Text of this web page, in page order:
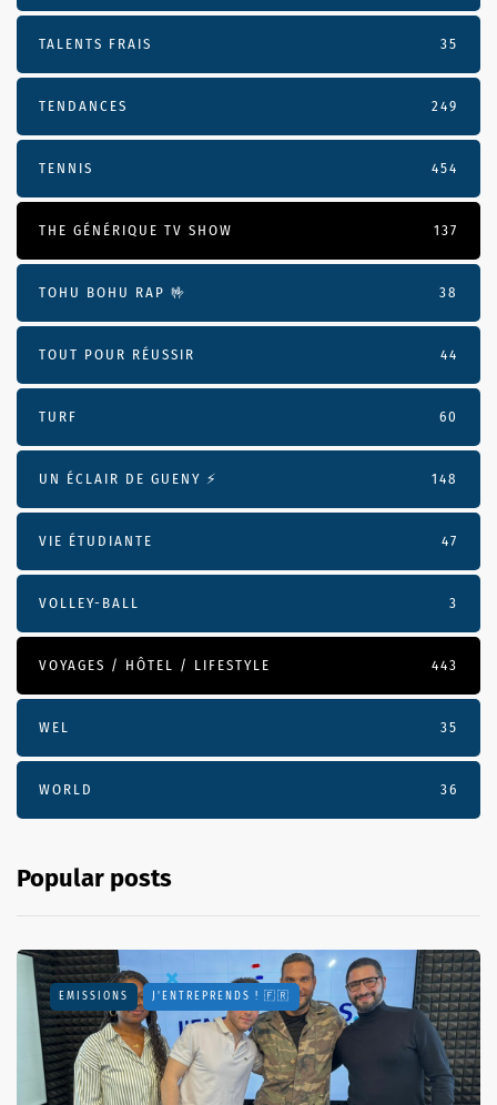
TALENTS FRAIS 35
TENDANCES 249
TENNIS 454
THE GÉNÉRIQUE TV SHOW 137
TOHU BOHU RAP 🤟 38
TOUT POUR RÉUSSIR 44
TURF 60
UN ÉCLAIR DE GUENY ⚡️ 148
VIE ÉTUDIANTE 47
VOLLEY-BALL 3
VOYAGES / HÔTEL / LIFESTYLE 443
WEL 35
WORLD 36
Popular posts
EMISSIONS J'ENTREPRENDS ! 🇫🇷